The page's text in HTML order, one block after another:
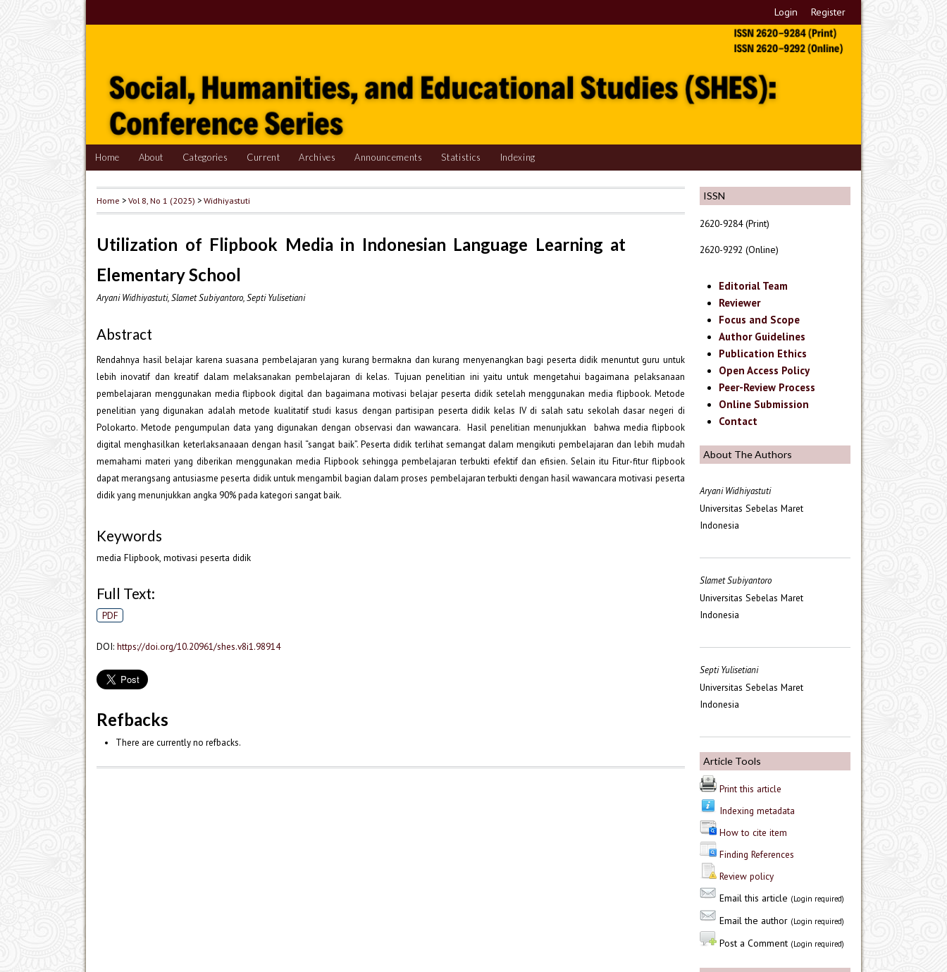
Login Register
Home About Categories Current Archives Announcements Statistics Indexing
ISSN
2620-9284 (Print)
2620-9292 (Online)
Editorial Team
Reviewer
Focus and Scope
Author Guidelines
Publication Ethics
Open Access Policy
Peer-Review Process
Online Submission
Contact
About The Authors
Aryani Widhiyastuti
Universitas Sebelas Maret
Indonesia
Slamet Subiyantoro
Universitas Sebelas Maret
Indonesia
Septi Yulisetiani
Universitas Sebelas Maret
Indonesia
Article Tools
Print this article
Indexing metadata
How to cite item
Finding References
Review policy
Email this article (Login required)
Email the author (Login required)
Post a Comment (Login required)
Home >Vol 8, No 1 (2025) >Widhiyastuti
Utilization of Flipbook Media in Indonesian Language Learning at
Elementary School
Aryani Widhiyastuti, Slamet Subiyantoro, Septi Yulisetiani
Abstract
Rendahnya hasil belajar karena suasana pembelajaran yang kurang bermakna dan kurang menyenangkan bagi peserta didik menuntut guru untuk
lebih inovatif dan kreatif dalam melaksanakan pembelajaran di kelas. Tujuan penelitian ini yaitu untuk mengetahui bagaimana pelaksanaan
pembelajaran menggunakan media flipbook digital dan bagaimana motivasi belajar peserta didik setelah menggunakan media flipbook. Metode
penelitian yang digunakan adalah metode kualitatif studi kasus dengan partisipan peserta didik kelas IV di salah satu sekolah dasar negeri di
Polokarto. Metode pengumpulan data yang digunakan dengan observasi dan wawancara. Hasil penelitian menunjukkan bahwa media flipbook
digital menghasilkan keterlaksanaaan dengan hasil “sangat baik”. Peserta didik terlihat semangat dalam mengikuti pembelajaran dan lebih mudah
memahami materi yang diberikan menggunakan media Flipbook sehingga pembelajaran terbukti efektif dan efisien. Selain itu Fitur-fitur flipbook
dapat merangsang antusiasme peserta didik untuk mengambil bagian dalam proses pembelajaran terbukti dengan hasil wawancara motivasi peserta
didik yang menunjukkan angka 90% pada kategori sangat baik.
Keywords
media Flipbook, motivasi peserta didik
Full Text:
PDF
DOI: https://doi.org/10.20961/shes.v8i1.98914
Refbacks
There are currently no refbacks.